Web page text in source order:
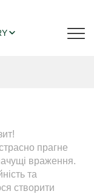
прагне
враження.
та
створити